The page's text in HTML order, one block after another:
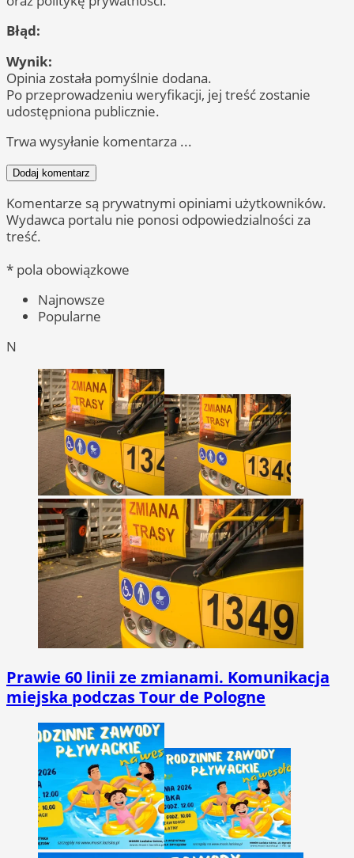
Błąd:
Wynik:
Opinia została pomyślnie dodana.
Po przeprowadzeniu weryfikacji, jej treść zostanie
udostępniona publicznie.
Trwa wysyłanie komentarza ...
Dodaj komentarz
Komentarze są prywatnymi opiniami użytkowników.
Wydawca portalu nie ponosi odpowiedzialności za
treść.
* pola obowiązkowe
Najnowsze
Popularne
N
Prawie 60 linii ze zmianami. Komunikacja
miejska podczas Tour de Pologne